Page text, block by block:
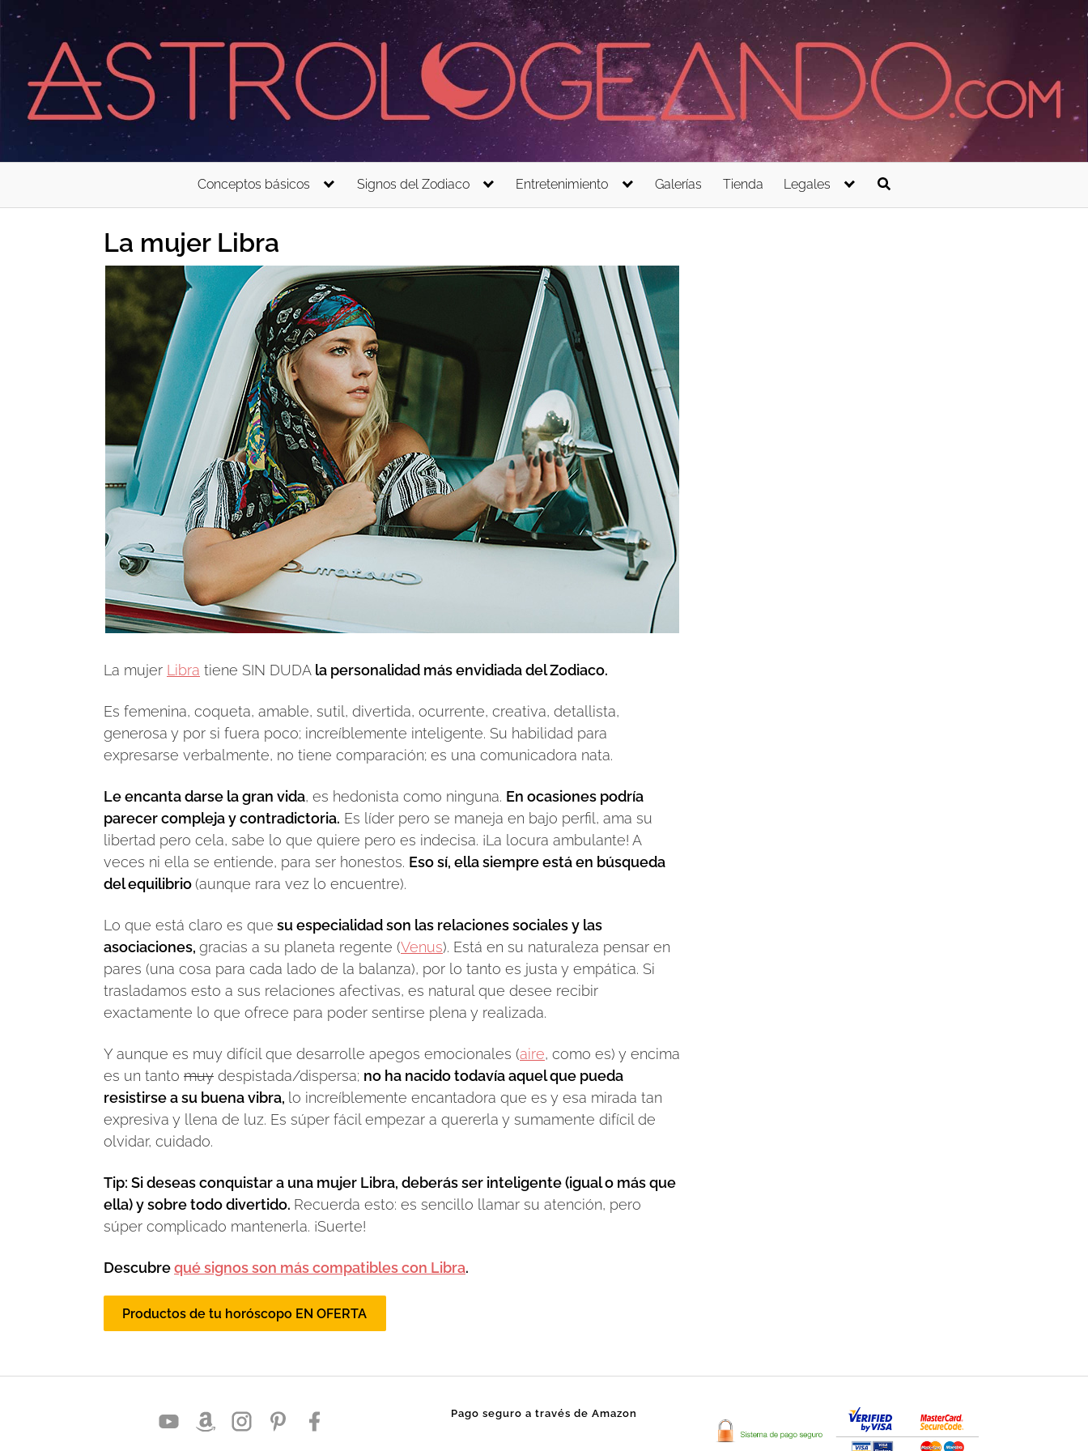
al
contenido
Conceptos básicos Signos del Zodiaco Entretenimiento Galerías Tienda Legales
La mujer Libra
La mujer Libra tiene SIN DUDA la personalidad más envidiada del Zodiaco.
Es femenina, coqueta, amable, sutil, divertida, ocurrente, creativa, detallista,
generosa y por si fuera poco; increíblemente inteligente. Su habilidad para
expresarse verbalmente, no tiene comparación; es una comunicadora nata.
Le encanta darse la gran vida, es hedonista como ninguna. En ocasiones podría
parecer compleja y contradictoria. Es líder pero se maneja en bajo perfil, ama su
libertad pero cela, sabe lo que quiere pero es indecisa. ¡La locura ambulante! A
veces ni ella se entiende, para ser honestos. Eso sí, ella siempre está en búsqueda
del equilibrio(aunque rara vez lo encuentre).
Lo que está claro es que su especialidad son las relaciones sociales y las
asociaciones, gracias a su planeta regente (Venus). Está en su naturaleza pensar en
pares (una cosa para cada lado de la balanza), por lo tanto es justa y empática. Si
trasladamos esto a sus relaciones afectivas, es natural que desee recibir
exactamente lo que ofrece para poder sentirse plena y realizada.
Y aunque es muy difícil que desarrolle apegos emocionales (aire, como es) y encima
es un tanto muy despistada/dispersa; no ha nacido todavía aquel que pueda
resistirse a su buena vibra, lo increíblemente encantadora que es y esa mirada tan
expresiva y llena de luz. Es súper fácil empezar a quererla y sumamente difícil de
olvidar, cuidado.
Tip: Si deseas conquistar a una mujer Libra, deberás ser inteligente (igual o más que
ella) y sobre todo divertido. Recuerda esto: es sencillo llamar su atención, pero
súper complicado mantenerla. ¡Suerte!
Descubrequé signos son más compatibles con Libra.
Productos de tu horóscopo EN OFERTA
Pago seguro a través de Amazon